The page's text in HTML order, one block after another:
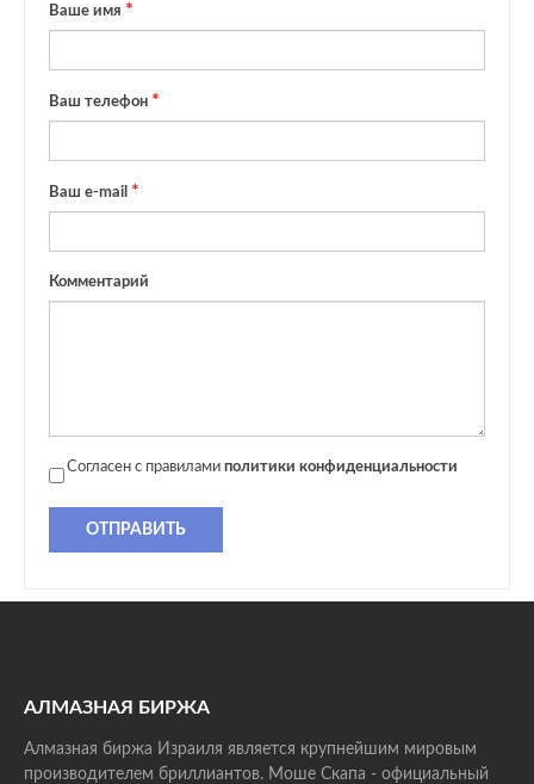
Ваше имя
Ваш телефон
Ваш e-mail
Комментарий
Согласен с правилами политики конфиденциальности
ОТПРАВИТЬ
АЛМАЗНАЯ БИРЖА
Алмазная биржа Израиля является крупнейшим мировым
производителем бриллиантов. Моше Скапа - официальный